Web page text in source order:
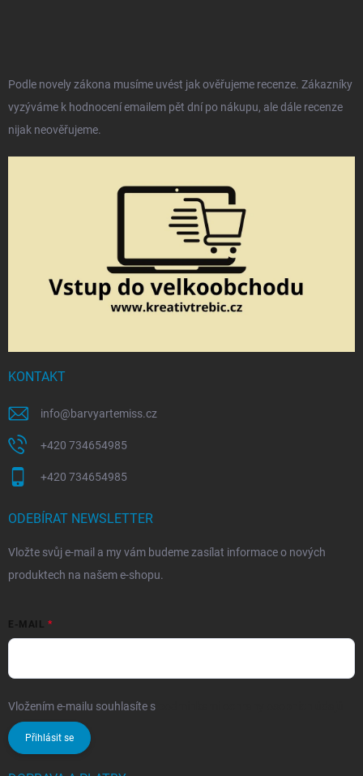
Podle novely zákona musíme uvést jak ověřujeme recenze. Zákazníky
vyzýváme k hodnocení emailem pět dní po nákupu, ale dále recenze
nijak neověřujeme.
KONTAKT
info@barvyartemiss.cz
+420 734654985
+420 734654985
ODEBÍRAT NEWSLETTER
Vložte svůj e-mail a my vám budeme zasílat informace o nových
produktech na našem e-shopu.
E-MAIL
Vložením e-mailu souhlasíte s
Přihlásit se